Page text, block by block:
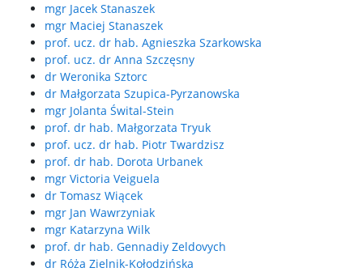
mgr Jacek Stanaszek
mgr Maciej Stanaszek
prof. ucz. dr hab. Agnieszka Szarkowska
prof. ucz. dr Anna Szczęsny
dr Weronika Sztorc
dr Małgorzata Szupica-Pyrzanowska
mgr Jolanta Śwital-Stein
prof. dr hab. Małgorzata Tryuk
prof. ucz. dr hab. Piotr Twardzisz
prof. dr hab. Dorota Urbanek
mgr Victoria Veiguela
dr Tomasz Wiącek
mgr Jan Wawrzyniak
mgr Katarzyna Wilk
prof. dr hab. Gennadiy Zeldovych
dr Róża Zielnik-Kołodzińska